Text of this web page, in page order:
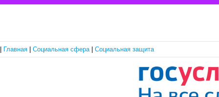
Главная Социальная сфера Социальная защита